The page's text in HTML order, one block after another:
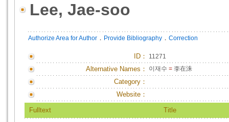
Lee, Jae-soo
Authorize Area for Author ． Provide Bibliography ． Correction
ID ： 11271
Alternative Names： 이재수 = 李在洙
Category：
Website：
Fulltext Title